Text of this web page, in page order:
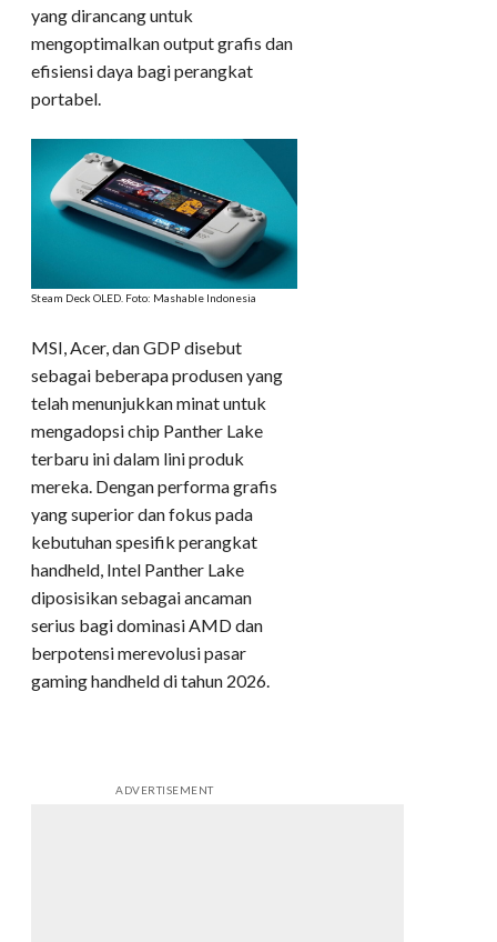
yang dirancang untuk
mengoptimalkan output grafis dan
efisiensi daya bagi perangkat
portabel.
Steam Deck OLED. Foto: Mashable Indonesia
​MSI, Acer, dan GDP disebut
sebagai beberapa produsen yang
telah menunjukkan minat untuk
mengadopsi chip Panther Lake
terbaru ini dalam lini produk
mereka. Dengan performa grafis
yang superior dan fokus pada
kebutuhan spesifik perangkat
handheld, Intel Panther Lake
diposisikan sebagai ancaman
serius bagi dominasi AMD dan
berpotensi merevolusi pasar
gaming handheld di tahun 2026.
ADVERTISEMENT